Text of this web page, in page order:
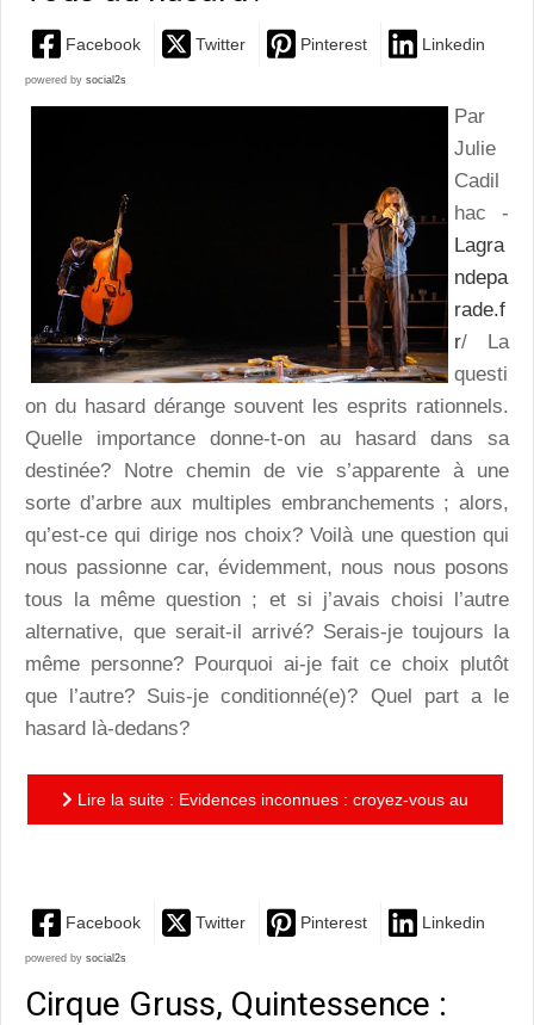
Facebook Twitter Pinterest Linkedin
powered by social2s
Par
Julie
Cadil
hac -
Lagra
ndepa
rade.f
r/ La
questi
on du hasard dérange souvent les esprits rationnels.
Quelle importance donne-t-on au hasard dans sa
destinée? Notre chemin de vie s’apparente à une
sorte d’arbre aux multiples embranchements ; alors,
qu’est-ce qui dirige nos choix? Voilà une question qui
nous passionne car, évidemment, nous nous posons
tous la même question ; et si j’avais choisi l’autre
alternative, que serait-il arrivé? Serais-je toujours la
même personne? Pourquoi ai-je fait ce choix plutôt
que l’autre? Suis-je conditionné(e)? Quel part a le
hasard là-dedans?
Lire la suite : Evidences inconnues : croyez-vous au
Facebook Twitter Pinterest Linkedin
powered by social2s
Cirque Gruss, Quintessence :